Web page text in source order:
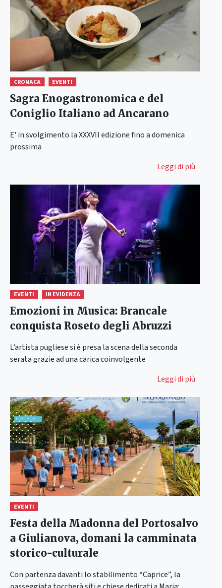
CRONACA EVENTI
Sagra Enogastronomica e del
Coniglio Italiano ad Ancarano
E' in svolgimento la XXXVII edizione fino a domenica
prossima
Leggi di più
EVENTI IN EVIDENZA
Emozioni in Musica: Brancale
conquista Roseto degli Abruzzi
L’artista pugliese si è presa la scena della seconda
serata grazie ad una carica coinvolgente
Leggi di più
EVENTI
Festa della Madonna del Portosalvo
a Giulianova, domani la camminata
storico-culturale
Con partenza davanti lo stabilimento “Caprice”, la